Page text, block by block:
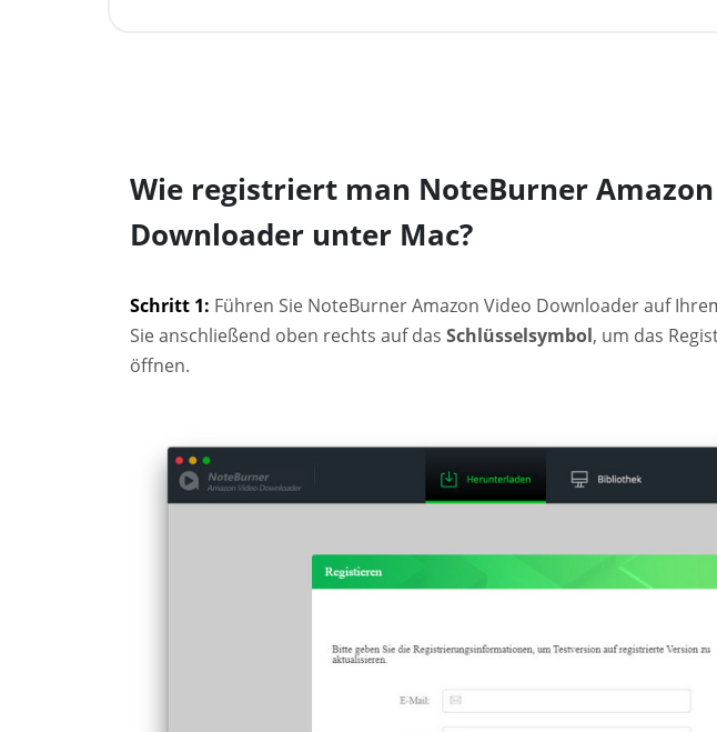
Wie registriert man NoteBurner
Downloader unter Mac?
Schritt 1: Führen Sie NoteBurner Amazon Video Downloader auf
Sie anschließend oben rechts auf das Schlüsselsymbol, um das
öffnen.